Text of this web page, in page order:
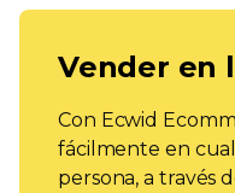
Vender en
Con Ecwid
fácilmente en
persona, a través